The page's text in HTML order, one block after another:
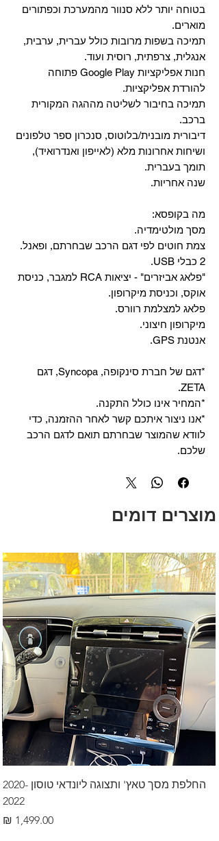
בטוחה יותר ללא סנוור מהמערכת וכפתורים
מוארים.
תמיכה בשפות מרובות כולל עברית, ערבית,
אנגלית, צרפתית, רוסית ועוד.
‏חנות אפליקציות Google Play פתוחה
להורדת אפליקציות.
‏תמיכה בחיבור לשליטה מההגה המקורית
ברכב.
‏דיבורית מובנית/בלוטוס, ‏סנכרון ספר טלפונים
ושיחות אחרונות מלא (לאייפון ואנדרואיד),
תומך בעברית.
שנה אחריות.
מה בקופסא:
מסך מולטימדיה.
צמת חוטים לפי דגם הרכב שבחרתם, ופאנל.
2 כבלי USB.
"פלאג אביזרים" - יציאות RCA למגבר, כניסת
אוקס, וכניסת מיקרופון.
פלאג למצלמת רוורס.
מיקרופון חיצוני.
אנטנת GPS.
*דגם של חברת סינקופה, Syncopa, דגם
ZETA.
*המחיר אינו כולל התקנה.
*אנו ניצור איתכם קשר לאחר ההזמנה, כדי
לוודא שהמוצר שבחרתם תואם לדגם הרכב
שלכם.
מוצרים דומים
החלפת מסך טאץ' ותצוגה ליונדאי טוסון 2020-
2022
מחיר